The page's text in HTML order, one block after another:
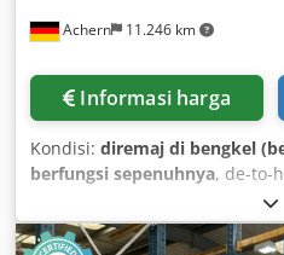
Achern 11.246 km
Informasi harga
Kondisi: diremaj di bengkel
berfungsi sepenuhnya, de-to-